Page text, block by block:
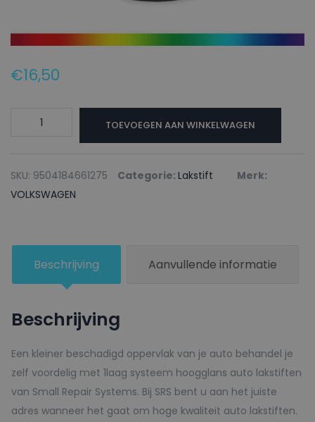
€16,50
VOLKSWAGEN
GRANITEGREEN
-
TOEVOEGEN AAN WINKELWAGEN
SKU: 9504184661275 Categorie: Lakstift
Merk:
VOLKSWAGEN
Beschrijving Aanvullende informatie
Beschrijving
Een kleiner beschadigd oppervlak van je auto behandel je
zelf voordelig met 1laag systeem hoogglans auto lakstiften
van Small Repair Systems. Bij SRS bent u aan het juiste
adres wanneer het gaat om hoge kwaliteit auto lakstiften.